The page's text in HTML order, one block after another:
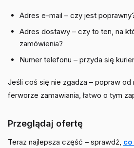
Adres e-mail – czy jest
Adres dostawy – czy to ten, na
zamówienia?
Numer telefonu – przyda się
Jeśli coś się nie zgadza – popraw od
ferworze zamawiania, łatwo o tym
Przeglądaj ofertę
Teraz najlepsza część – sprawdź,